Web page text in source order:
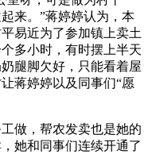
来。”蒋婷婷认为，本
易近为了参加镇上卖土
多小时，有时摆上半天
腿脚欠好，只能看着屋
蒋婷婷以及同事们“愿
做，帮农发卖也是她的
她和同事们连续开通了